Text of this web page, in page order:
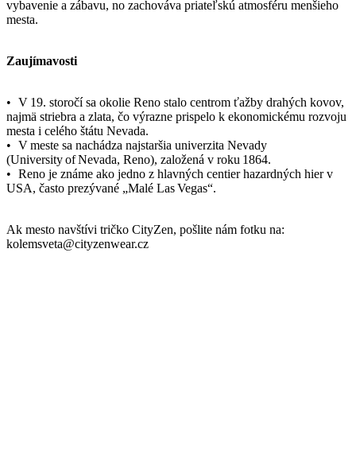
vybavenie a zábavu, no zachováva priateľskú atmosféru menšieho
mesta.
Zaujímavosti
• V 19. storočí sa okolie Reno stalo centrom ťažby drahých kovov,
najmä striebra a zlata, čo výrazne prispelo k ekonomickému rozvoju
mesta i celého štátu Nevada.
• V meste sa nachádza najstaršia univerzita Nevady
(University of Nevada, Reno), založená v roku 1864.
• Reno je známe ako jedno z hlavných centier hazardných hier v
USA, často prezývané „Malé Las Vegas“.
Ak mesto navštívi tričko CityZen, pošlite nám fotku na:
kolemsveta@cityzenwear.cz